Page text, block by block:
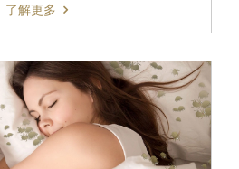
了解更多